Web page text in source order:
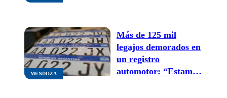
MENDOZA
Más de 125 mil
legajos demorados en
un registro
automotor: “Estamos